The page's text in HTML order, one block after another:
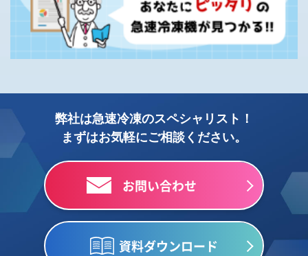
弊社は急速冷凍のスペシャリスト！
まずはお気軽にご相談ください。
お問い合わせ
資料ダウンロード